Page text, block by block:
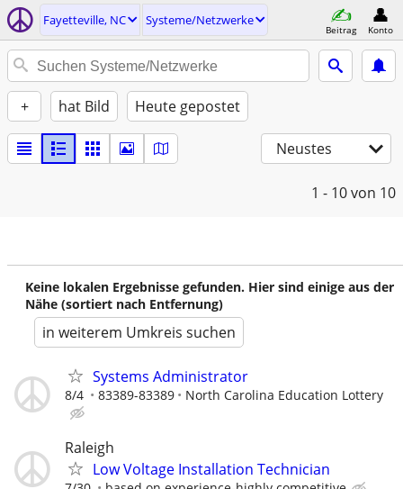
Fayetteville, NC Systeme/Netzwerke
Beitrag Konto
+ hat Bild Heute gepostet
Neustes
1 - 10von 10
Keine lokalen Ergebnisse gefunden. Hier sind einige aus der
Nähe (sortiert nach Entfernung)
in weiterem Umkreis suchen
Systems Administrator
8/4 83389-83389 North Carolina Education Lottery
Raleigh
Low Voltage Installation Technician